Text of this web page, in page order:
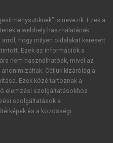
is nevezik. Ezek a
a webhely használatának
hogy milyen oldalakat keresett
Ezek az információk a
nem használhatóak, mivel az
Céljuk kizárólag a
Ezek közé tartoznak a
elemzési szolgáltatásokhoz
szolgáltatások a
és a közösségi